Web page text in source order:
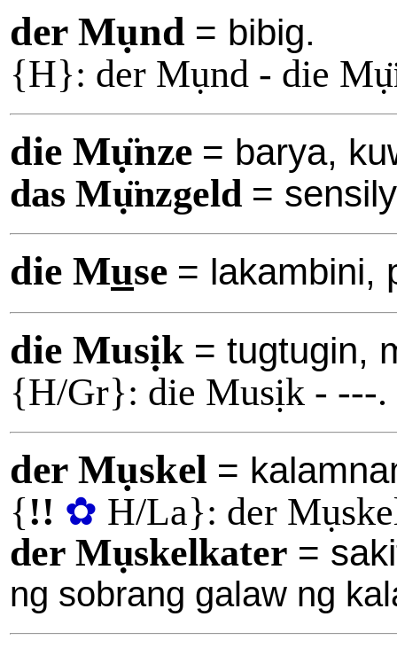
der Mụnd = bibig.
{H}: der Mụnd - die
die Mụ̈nze = barya,
das Mụ̈nzgeld =
die Muse = lakambini,
die Musịk = tugtugin,
{H/Gr}: die Musịk - ---.
der Mụskel =
{!! ✿ H/La}: der
der Mụskelkater =
ng sobrang galaw ng